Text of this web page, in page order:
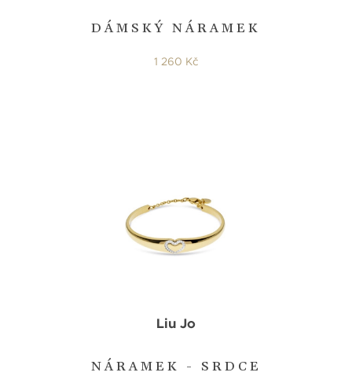
DÁMSKÝ NÁRAMEK
1 260 Kč
NÁRAMEK - SRDCE
Liu Jo